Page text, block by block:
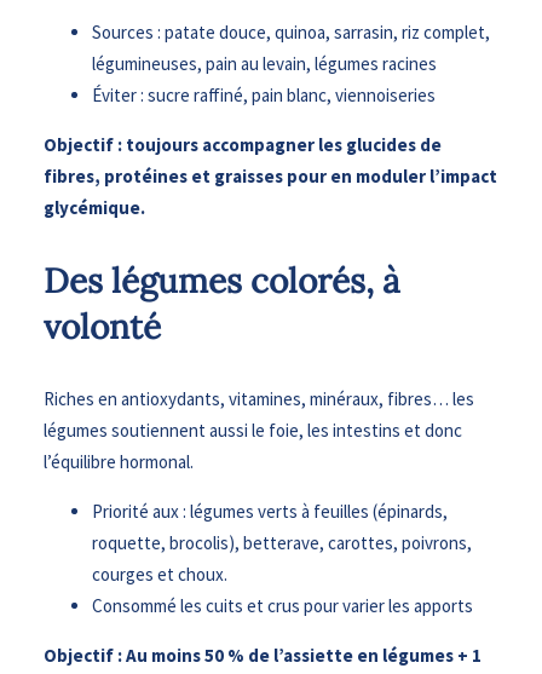
Sources : patate douce, quinoa, sarrasin, riz complet,
légumineuses, pain au levain, légumes racines
Éviter : sucre raffiné, pain blanc, viennoiseries
Objectif : toujours accompagner les glucides de
fibres, protéines et graisses pour en moduler l’impact
glycémique.
Des légumes colorés, à
volonté
Riches en antioxydants, vitamines, minéraux, fibres… les
légumes soutiennent aussi le foie, les intestins et donc
l’équilibre hormonal.
Priorité aux : légumes verts à feuilles (épinards,
roquette, brocolis), betterave, carottes, poivrons,
courges et choux.
Consommé les cuits et crus pour varier les apports
Objectif : Au moins 50 % de l’assiette en légumes + 1